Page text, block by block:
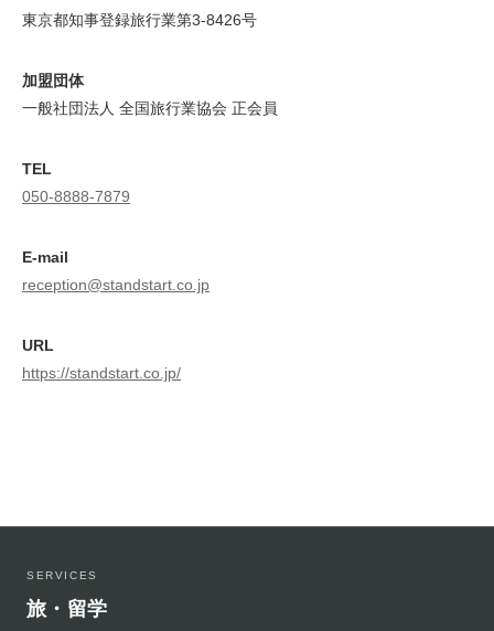
東京都知事登録旅行業第3-8426号
加盟団体
一般社団法人 全国旅行業協会 正会員
TEL
050-8888-7879
E-mail
reception@standstart.co.jp
URL
https://standstart.co.jp/
SERVICES
旅・留学